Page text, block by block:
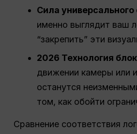
Сила универсального
именно выглядит ваш
“закрепить” эти
2026 Технология
движении камеры или
останутся
том, как обойти
Сравнение соответствия